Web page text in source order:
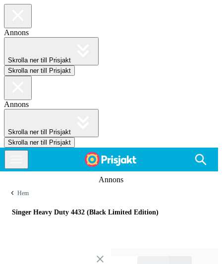
Annons
Skrolla ner till Prisjakt
Skrolla ner till Prisjakt
Annons
Skrolla ner till Prisjakt
Skrolla ner till Prisjakt
Annons
Hem
Singer Heavy Duty 4432 (Black Limited Edition)